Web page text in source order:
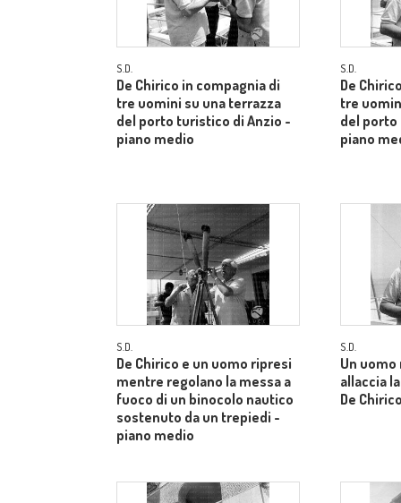
S.D.
De Chirico in compagnia di
tre uomini su una terrazza
del porto turistico di Anzio -
piano medio
S.D.
De
tre
del
piano
S.D.
De Chirico e un uomo ripresi
mentre regolano la messa a
fuoco di un binocolo nautico
sostenuto da un trepiedi -
piano medio
S.D.
Un
allaccia
De